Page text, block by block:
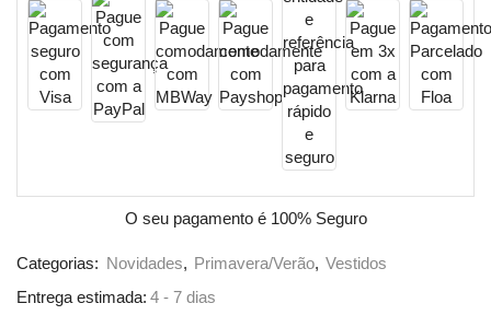
O seu pagamento é 100% Seguro
Categorias: Novidades, Primavera/Verão, Vestidos
Entrega estimada: 4 - 7 dias